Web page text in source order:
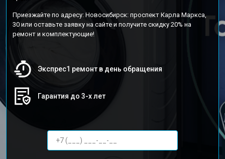
Приезжайте по адресу: Новосибирск: проспект Карла Маркса,
30 или оставьте заявку на сайте и получите скидку 20% на
ремонт и комплектующие!
Экспрес1 ремонт в день обращения
Гарантия до 3-х лет